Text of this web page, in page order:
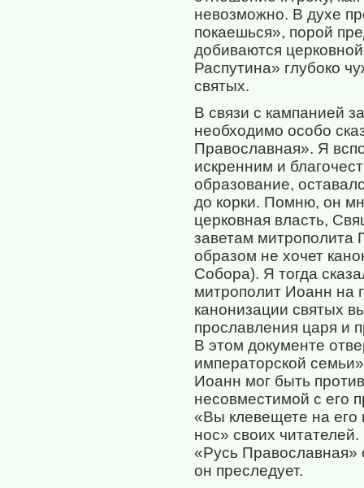
невозможно. В духе
покаешься», порой
добиваются
Распутина» глубоко
святых.
В связи с кампанией
необходимо особо
Православная». Я
искренним и
образование,
до корки. Помню, он
церковная власть,
заветам митрополита
образом не хочет
Собора). Я тогда
митрополит Иоанн на
канонизации святых
прославления царя и
В этом документе
императорской
Иоанн мог быть
несовместимой с его
«Вы клевещете на его
нос» своих
«Русь Православная»
он преследует.